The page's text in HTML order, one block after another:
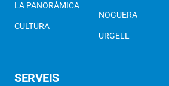
LA PANORÀMICA
CULTURA
NOGUERA
URGELL
SERVEIS